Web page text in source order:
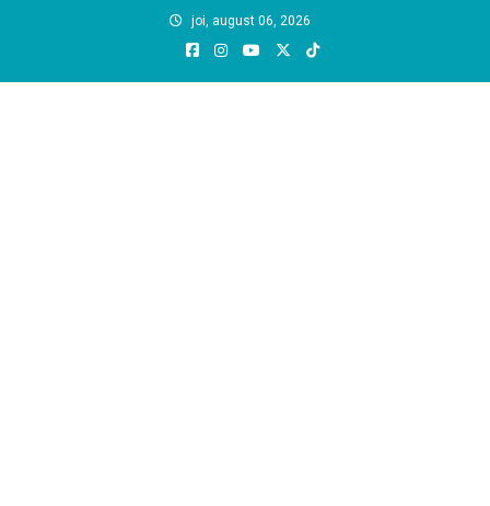
joi, august 06, 2026